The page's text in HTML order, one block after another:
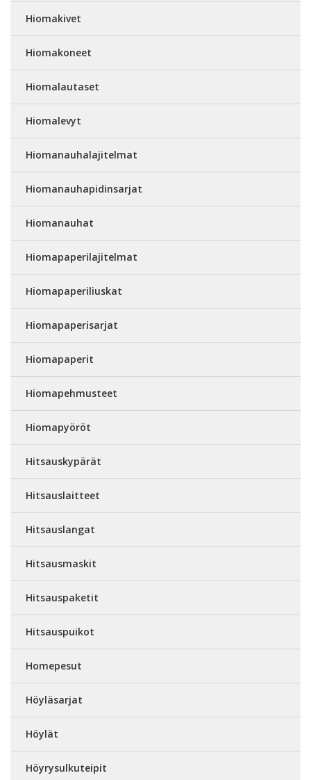
Hiomakivet
Hiomakoneet
Hiomalautaset
Hiomalevyt
Hiomanauhalajitelmat
Hiomanauhapidinsarjat
Hiomanauhat
Hiomapaperilajitelmat
Hiomapaperiliuskat
Hiomapaperisarjat
Hiomapaperit
Hiomapehmusteet
Hiomapyöröt
Hitsauskypärät
Hitsauslaitteet
Hitsauslangat
Hitsausmaskit
Hitsauspaketit
Hitsauspuikot
Homepesut
Höyläsarjat
Höylät
Höyrysulkuteipit